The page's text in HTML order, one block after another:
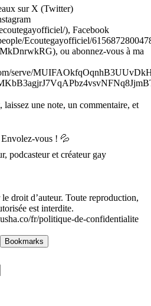
sur X (Twitter)
), Facebook
Ecoutegayofficiel/
ou abonnez-vous à ma
serve/
une note, un commentaire, et
vous ! 💦
podcasteur et créateur gay
droit d’auteur. Toute reproduction,
est interdite.
fr/politique-de-confidentialite
Bookmarks